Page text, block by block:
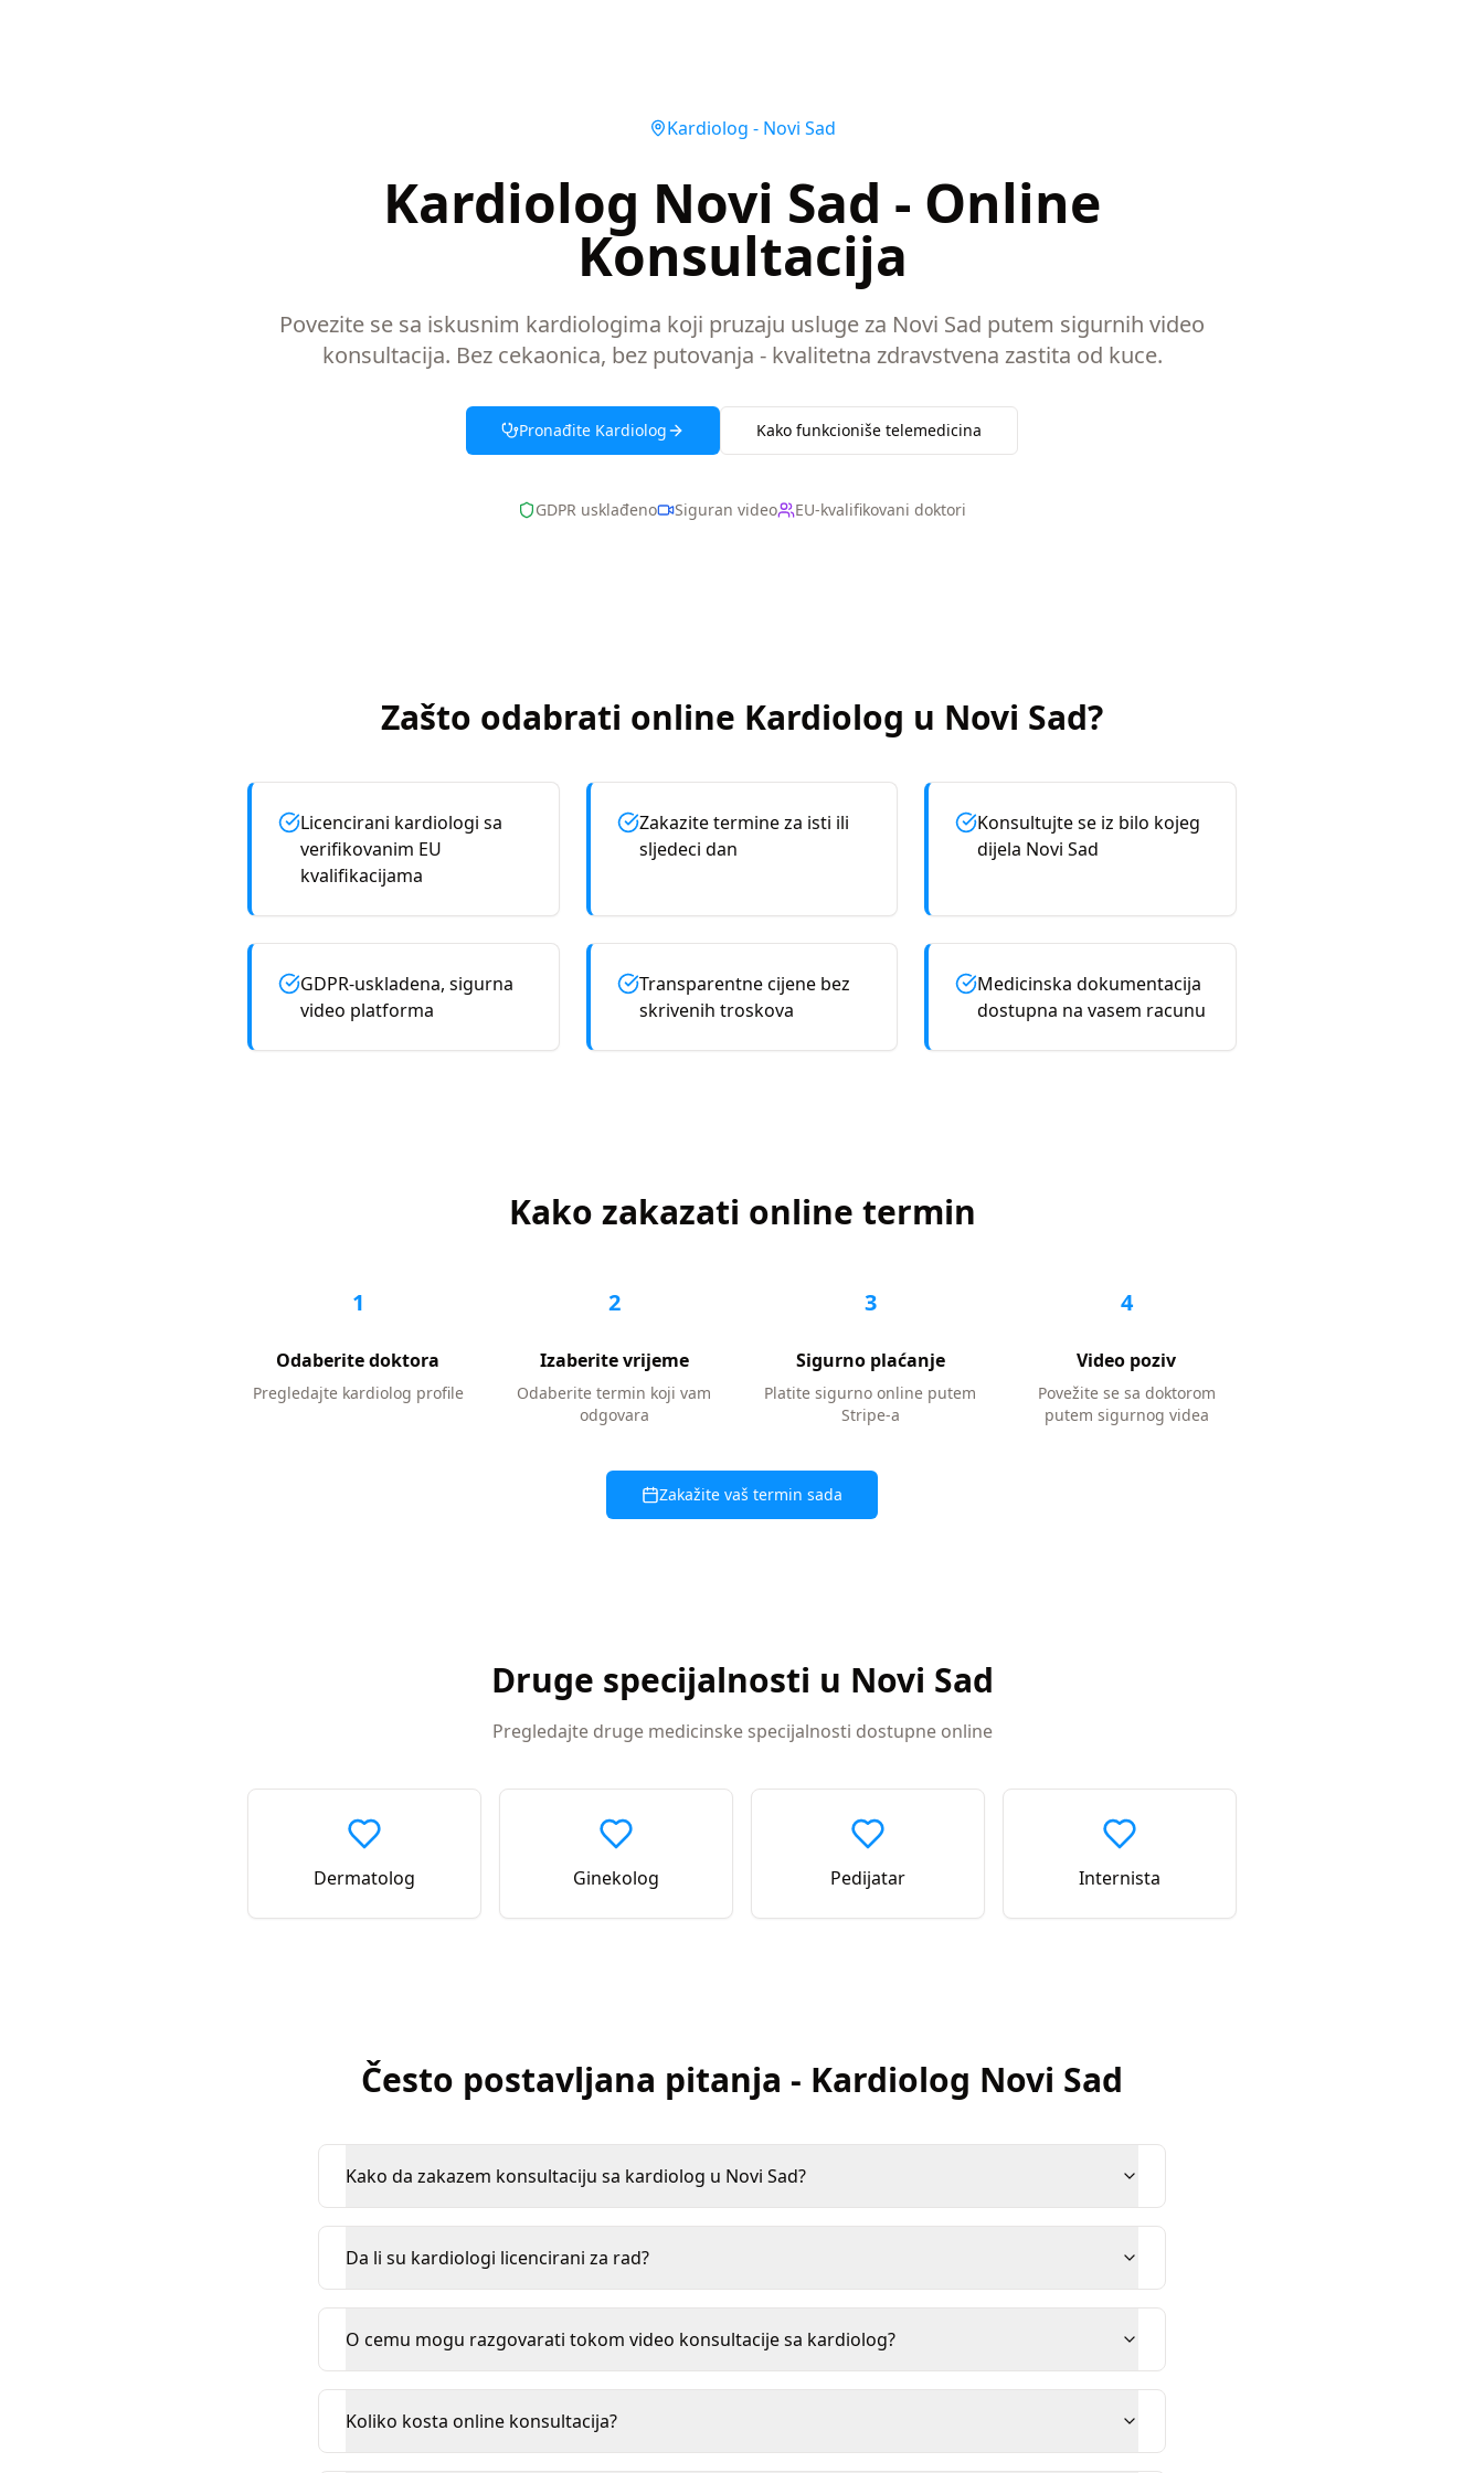
Kardiolog - Novi Sad
Kardiolog Novi Sad - Online
Konsultacija
Povezite se sa iskusnim kardiologima koji pruzaju usluge za Novi Sad putem sigurnih video
konsultacija. Bez cekaonica, bez putovanja - kvalitetna zdravstvena zastita od kuce.
Pronađite Kardiolog Kako funkcioniše telemedicina
GDPR usklađeno Siguran video EU-kvalifikovani doktori
Zašto odabrati online Kardiolog u Novi Sad?
Licencirani kardiologi sa
verifikovanim EU
kvalifikacijama
Zakazite termine za isti ili
sljedeci dan
Konsultujte se iz bilo kojeg
dijela Novi Sad
GDPR-uskladena, sigurna
video platforma
Transparentne cijene bez
skrivenih troskova
Medicinska dokumentacija
dostupna na vasem racunu
Kako zakazati online termin
1
Odaberite doktora
Pregledajte kardiolog profile
2
Izaberite vrijeme
Odaberite termin koji vam
odgovara
3
Sigurno plaćanje
Platite sigurno online putem
Stripe-a
4
Video poziv
Povežite se sa doktorom
putem sigurnog videa
Zakažite vaš termin sada
Druge specijalnosti u Novi Sad
Pregledajte druge medicinske specijalnosti dostupne online
Dermatolog Ginekolog Pedijatar Internista
Često postavljana pitanja - Kardiolog Novi Sad
Kako da zakazem konsultaciju sa kardiolog u Novi Sad?
Da li su kardiologi licencirani za rad?
O cemu mogu razgovarati tokom video konsultacije sa kardiolog?
Koliko kosta online konsultacija?